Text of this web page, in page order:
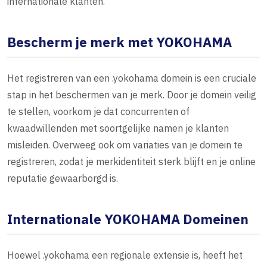
Bescherm je merk met YOKOHAMA
Het registreren van een .yokohama domein is een cruciale
stap in het beschermen van je merk. Door je domein veilig
te stellen, voorkom je dat concurrenten of
kwaadwillenden met soortgelijke namen je klanten
misleiden. Overweeg ook om variaties van je domein te
registreren, zodat je merkidentiteit sterk blijft en je online
reputatie gewaarborgd is.
Internationale YOKOHAMA Domeinen
Hoewel .yokohama een regionale extensie is, heeft het